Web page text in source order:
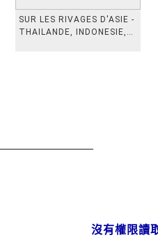
SUR LES RIVAGES D'ASIE -
THAILANDE, INDONESIE,
沒有權限讀